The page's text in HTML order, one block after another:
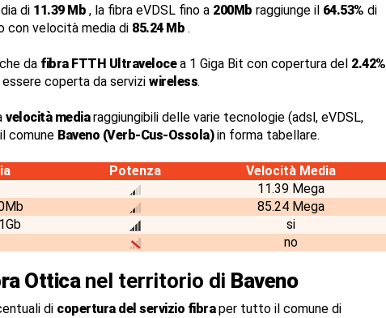
di 11.39 Mb , la fibra eVDSL fino a 200Mb raggiunge il 64.53% di
con velocità media di 85.24 Mb .
da fibra FTTH Ultravelocea 1 Giga Bit con copertura del 2.42%
coperta da servizi wireless.
velocità mediaraggiungibili delle varie tecnologie (adsl, eVDSL,
comune Baveno (Verb-Cus-Ossola)in forma tabellare.
Potenza
Velocità Media
11.39 Mega
85.24 Mega
si
no
Otticanel territorio di Baveno
di copertura del servizio fibraper tutto il comune di